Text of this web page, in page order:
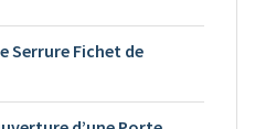
Serrure Fichet de